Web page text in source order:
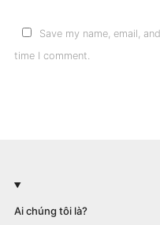
Save my name, email,
time I comment.
Ai chúng tôi là?